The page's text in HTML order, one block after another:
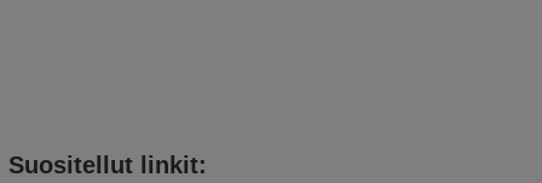
Suositellut linkit: